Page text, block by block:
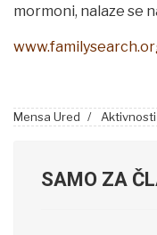
mormoni, nalaze se
Mensa Ured Aktivnosti
SAMO ZA